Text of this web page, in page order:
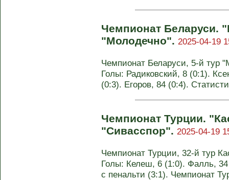
Чемпионат Беларуси.
"Молодечно". 2025-04-19
Чемпионат Беларуси, 5-й тур
Голы: Радиковский, 8 (0:1).
(0:3). Егоров, 84 (0:4).
Чемпионат Турции.
"Сивасспор". 2025-04-19
Чемпионат Турции, 32-й тур
Голы: Келеш, 6 (1:0). Фалль,
с пенальти (3:1). Чемпионат